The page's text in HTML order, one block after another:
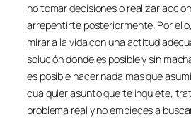
no tomar decisiones o realizar
arrepentirte posteriormente. Por
mirar a la vida con una actitud
solución donde es posible y sin
es posible hacer nada más que
cualquier asunto que te inquiete,
problema real y no empieces a